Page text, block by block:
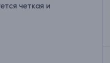
четкая и